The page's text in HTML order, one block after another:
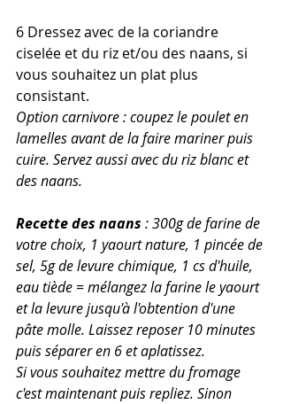
6 Dressez avec de la coriandre
ciselée et du riz et/ou des naans, si
vous souhaitez un plat plus
consistant.
Option carnivore : coupez le poulet en
lamelles avant de la faire mariner puis
cuire. Servez aussi avec du riz blanc et
des naans.
Recette des naans : 300g de farine de
votre choix, 1 yaourt nature, 1 pincée de
sel, 5g de levure chimique, 1 cs d'huile,
eau tiède = mélangez la farine le yaourt
et la levure jusqu'à l'obtention d'une
pâte molle. Laissez reposer 10 minutes
puis séparer en 6 et aplatissez.
Si vous souhaitez mettre du fromage
c'est maintenant puis repliez. Sinon